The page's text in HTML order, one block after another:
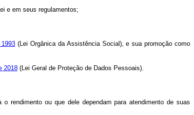
e em seus regulamentos;
(Lei Orgânica da Assistência Social), e sua promoção como
2018(Lei Geral de Proteção de Dados Pessoais).
rendimento ou que dele dependam para atendimento de suas